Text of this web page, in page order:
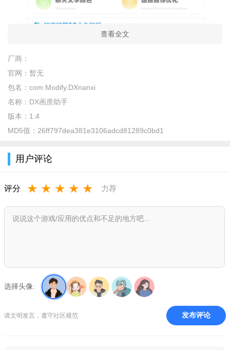
DX画质助手功能超强大，能多维度调节画质，涵盖帧率、分
辨率、渲染精度等关键参数，满足你的个性化视觉偏好。操作界
面极简，布局清晰逻辑直观，新手也能轻松上手。而且调整参数
时能实时预览效果，所见即所得。它还不用ROOT权限，在普通
安卓环境下就能稳定运行。用了它，能让游戏画面细腻很多，运
行更稳定，有效减少卡顿掉帧等问题，轻松提升游戏画质，享受
软件特色：
满足多样视觉偏好
2. 极简操作界面：布局清晰逻辑直观，新手轻松上手高效设
4. 实时效果预览：调整参数即时呈现画面变化，所见即所得
5. 持续版本迭代：开发团队定期更新，适配新游戏与系统环
软件优势：
查看全文
厂商：
官网： 暂无
包名： com.Modify.DXnanxi
名称： DX画质助手
版本： 1.4
MD5值： 26ff797dea381e3106adcd81289c0bd1
用户评论
评分 ★ ★ ★ ★ ★ 力荐
选择头像:
请文明发言，遵守社区规范 发布评论